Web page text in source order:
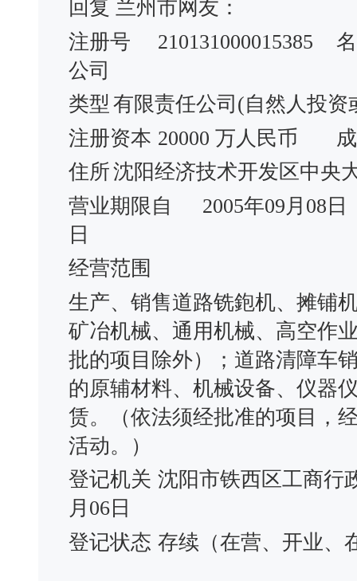
回复 兰州市网友：
注册号
210131000015385
公司
类型 有限责任公司(自然人投资
注册资本 20000 万人民币
住所沈阳经济技术开发区中央
营业期限自
2005年09月08日
日
经营范围
生产、销售道路铣鉋机、摊铺
矿冶机械、通用机械、高空作
批的项目除外）；道路清障车
的原辅材料、机械设备、仪器
赁。（依法须经批准的项目，
活动。）
登记机关 沈阳市铁西区工商行
月06日
登记状态 存续（在营、开业、